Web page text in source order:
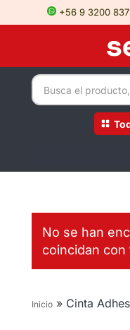
+56 9 3200
No se han
coincidan
Inicio» Cinta